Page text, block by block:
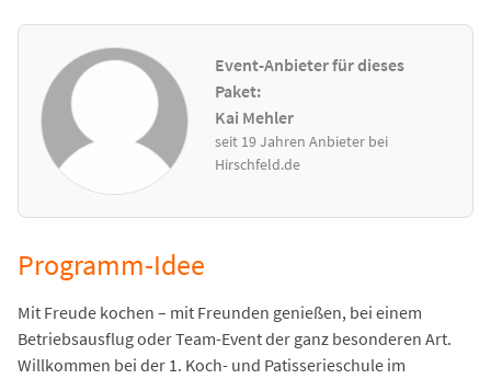
Event-Anbieter für dieses
Paket:
Kai Mehler
seit 19 Jahren Anbieter bei
Hirschfeld.de
Programm-Idee
Mit Freude kochen – mit Freunden genießen, bei einem
Betriebsausflug oder Team-Event der ganz besonderen Art.
Willkommen bei der 1. Koch- und Patisserieschule im